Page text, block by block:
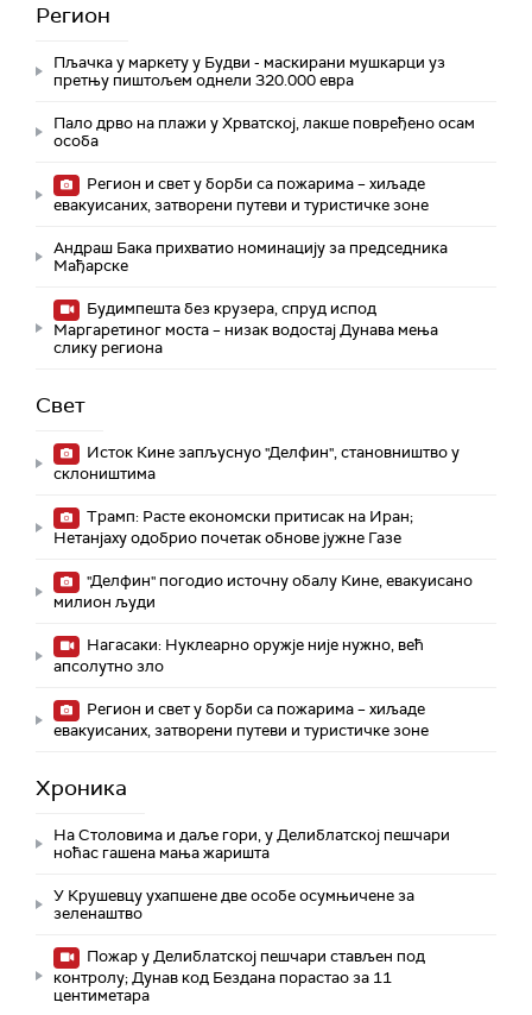
Регион
Пљачка у маркету у Будви - маскирани мушкарци уз
претњу пиштољем однели 320.000 евра
Пало дрво на плажи у Хрватској, лакше повређено осам
особа
Регион и свет у борби са пожарима – хиљаде
евакуисаних, затворени путеви и туристичке зоне
Андраш Бака прихватио номинацију за председника
Мађарске
Будимпешта без крузера, спруд испод
Маргаретиног моста – низак водостај Дунава мења
слику региона
Свет
Исток Кине запљуснуо "Делфин", становништво у
склоништима
Трамп: Расте економски притисак на Иран;
Нетанјаху одобрио почетак обнове јужне Газе
"Делфин" погодио источну обалу Кине, евакуисано
милион људи
Нагасаки: Нуклеарно оружје није нужно, већ
апсолутно зло
Регион и свет у борби са пожарима – хиљаде
евакуисаних, затворени путеви и туристичке зоне
Хроника
На Столовима и даље гори, у Делиблатској пешчари
ноћас гашена мања жаришта
У Крушевцу ухапшене две особе осумњичене за
зеленаштво
Пожар у Делиблатској пешчари стављен под
контролу; Дунав код Бездана порастао за 11
центиметара